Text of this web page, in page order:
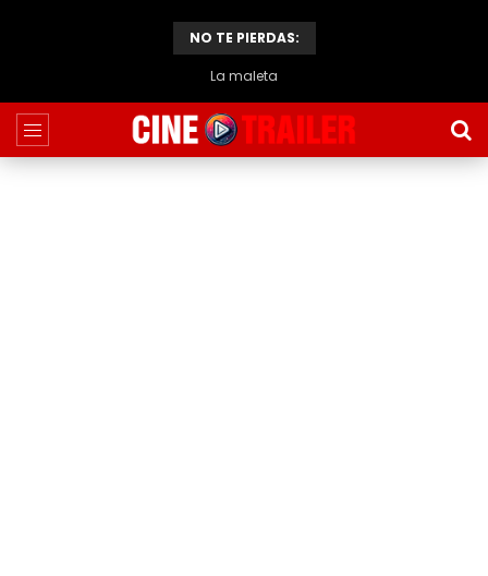
NO TE PIERDAS:
El caso de Thomas Crown